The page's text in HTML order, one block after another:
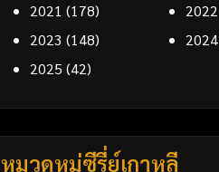
2021 (178) 2022
2023 (148) 2024
2025 (42)
หมวดหมู่ซีรี่ย์เกาหลี